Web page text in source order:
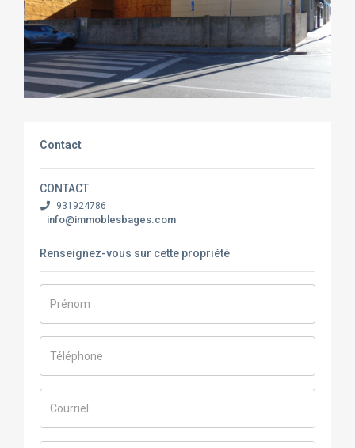
Contact
CONTACT
931924786
info@immoblesbages.com
Renseignez-vous sur cette propriété